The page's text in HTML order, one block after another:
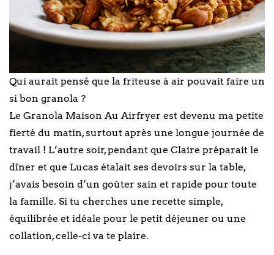
Qui aurait pensé que la friteuse à air pouvait faire un
si bon granola ?
Le Granola Maison Au Airfryer est devenu ma petite
fierté du matin, surtout après une longue journée de
travail ! L’autre soir, pendant que Claire préparait le
dîner et que Lucas étalait ses devoirs sur la table,
j’avais besoin d’un goûter sain et rapide pour toute
la famille. Si tu cherches une recette simple,
équilibrée et idéale pour le petit déjeuner ou une
collation, celle-ci va te plaire.